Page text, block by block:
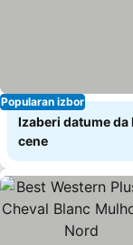
Popularan izbor
Izaberi datume da
cene